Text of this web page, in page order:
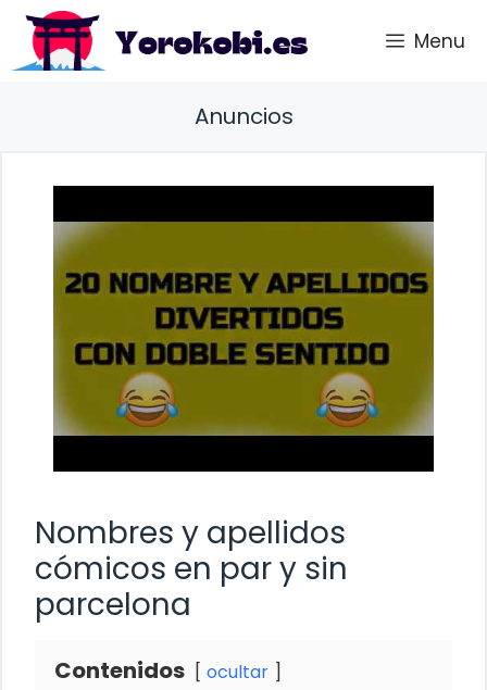
Saltar
contenido
Menu
Anuncios
Nombres y apellidos
cómicos en par y sin
parcelona
Contenidos ocultar